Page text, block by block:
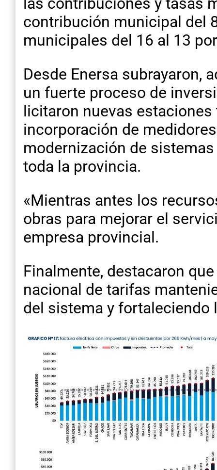
contribución municipal del
municipales del 16 al 13
Desde Enersa subrayaron,
un fuerte proceso de
licitaron nuevas
incorporación de
modernización de
toda la provincia.
«Mientras antes los
obras para mejorar el
empresa provincial.
Finalmente, destacaron
nacional de tarifas
del sistema y fortaleciendo